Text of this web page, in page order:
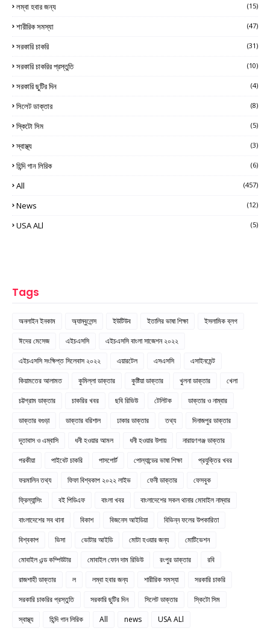
লম্বা হবার জন্য (15)
শারীরিক সমস্যা (47)
সরকারি চাকরি (31)
সরকারি চাকরির প্রস্তুতি (10)
সরকারি ছুটির দিন (4)
সিলেট ডাক্তার (8)
স্কিটো সিম (5)
স্বাস্থ্য (3)
হিন্দি গান লিরিক (6)
All (457)
News (12)
USA ALl (5)
Tags
অনলাইন ইনকাম অ্যাম্বুলেন্স ইউটিউব ইতালির ভাষা শিক্ষা
ইসলামিক ব্লগ
ঈদের মেসেজ
এইচএসসি
এইচএসসি বাংলা সাজেশন ২০২২
এইচএসসি সংক্ষিপ্ত সিলেবাস ২০২২
এয়ারটেল এসএসসি
এসাইনমেন্ট
কিয়ামতের আলামত
কুমিল্লা ডাক্তার কুষ্টিয়া ডাক্তার খুলনা ডাক্তার
খেলা
চট্টগ্রাম ডাক্তার
চাকরির খবর ছবি রিভিউ টেলিটক
ডাক্তার ও নাম্বার
ডাক্তার বগুড়া
ডাক্তার বরিশাল ঢাকার ডাক্তার তথ্য
দিনাজপুর ডাক্তার
দূতাবাস ও এম্বাসি
ধনী হওয়ার আমল ধনী হওয়ার উপায়
নারায়ণগঞ্জ ডাক্তার
পরকীয়া
পাইবেট চাকরি পাসপোর্ট পোল্যান্ডের ভাষা শিক্ষা
প্রযুক্তির খবর
ফরমালিন তথ্য
ফিফা বিশ্বকাপ ২০২২ লাইভ ফেনী ডাক্তার
ফেসবুক
ফ্রিল্যান্সিং
বই পিডিএফ বাংলা খবর
বাংলাদেশের সকল থানার মোবাইল নাম্বার
বাংলাদেশের সব থানা
বিকাশ বিজনেস আইডিয়া
বিভিন্ন ফলের উপকারিতা
বিশ্বকাপ
ভিসা ভোটার আইডি মোটা হওয়ার জন্য
মোটিভেশন
মোবাইল এন্ড কম্পিউটার
মোবাইল ফোন দাম রিভিউ রংপুর ডাক্তার
রবি
রাজশাহী ডাক্তার
ল লম্বা হবার জন্য শারীরিক সমস্যা
সরকারি চাকরি
সরকারি চাকরির প্রস্তুতি
সরকারি ছুটির দিন সিলেট ডাক্তার
স্কিটো সিম
স্বাস্থ্য
হিন্দি গান লিরিক All news USA ALl